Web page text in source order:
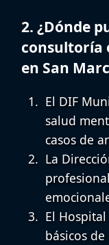
2. ¿Dónde
consultoría
en San
El DIF
salud
casos de
La
El
básicos